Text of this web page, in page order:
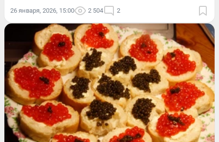
26 января, 2026, 15:00 2 504 2